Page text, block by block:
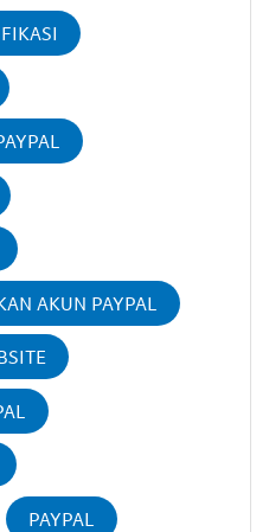
AKUN PAYPAL
PAYPAL